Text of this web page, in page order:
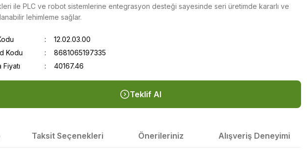
ile PLC ve robot sistemlerine entegrasyon desteği sayesinde seri üretimde kararlı ve
lehimleme sağlar.
12.02.03.00
Kodu
8681065197335
Fiyatı
40167.46
Teklif Al
Taksit Seçenekleri Önerileriniz Alışveriş Deneyimi